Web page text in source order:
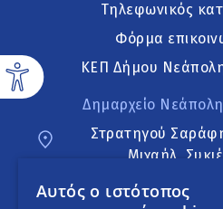
Τηλεφωνικός
Φόρμα
ΚΕΠ Δήμου
Δημαρχείο
Στρατηγού
Μιχαήλ,
Αυτός ο ιστότοπος